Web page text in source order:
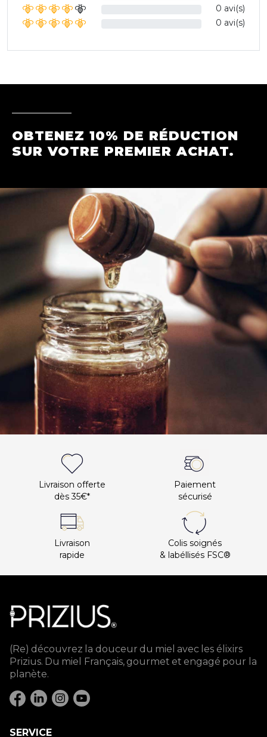
0 avi(s)
0 avi(s)
OBTENEZ 10% DE RÉDUCTION
SUR VOTRE PREMIER ACHAT.
Livraison offerte
dès 35€*
Paiement
sécurisé
Livraison
rapide
Colis soignés
& labéllisés FSC®
(Re) découvrez la douceur du miel avec les élixirs
Prizius. Du miel Français, gourmet et engagé pour la
planète.
SERVICE